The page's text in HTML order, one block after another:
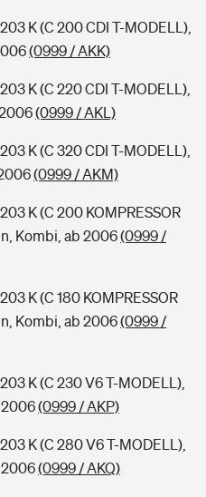
K (C 200 CDI T-MODELL),
(0999 / AKK)
K (C 220 CDI T-MODELL),
(0999 / AKL)
K (C 320 CDI T-MODELL),
(0999 / AKM)
K (C 200 KOMPRESSOR
Kombi, ab 2006(0999 /
K (C 180 KOMPRESSOR
Kombi, ab 2006(0999 /
K (C 230 V6 T-MODELL),
2006(0999 / AKP)
K (C 280 V6 T-MODELL),
2006(0999 / AKQ)